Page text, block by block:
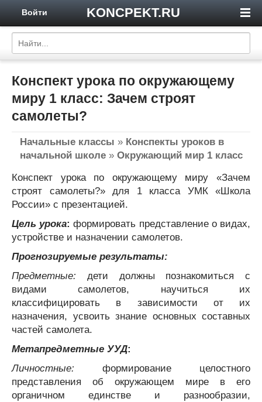
KONCPEKT.RU
Войти
Конспект урока по окружающему
миру 1 класс: Зачем строят
самолеты?
Начальные классы » Конспекты уроков в
начальной школе » Окружающий мир 1 класс
Конспект урока по окружающему миру «Зачем
строят самолеты?» для 1 класса УМК «Школа
России» с презентацией.
Цель урока: формировать представление о видах,
устройстве и назначении самолетов.
Прогнозируемые результаты:
Предметные: дети должны познакомиться с
видами самолетов, научиться их
классифицировать в зависимости от их
назначения, усвоить знание основных составных
частей самолета.
Метапредметные УУД:
Личностные: формирование целостного
представления об окружающем мире в его
органичном единстве и разнообразии,